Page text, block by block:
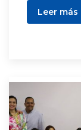
Leer más